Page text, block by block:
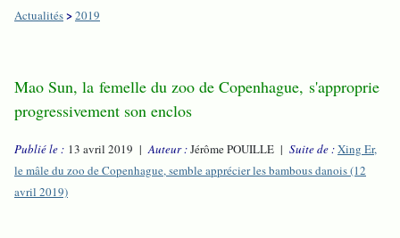
Actualités>2019
Mao Sun, la femelle du zoo de Copenhague, s'approprie
progressivement son enclos
Publié le : 13 avril 2019 |Auteur :Jérôme POUILLE | Suite de :Xing Er,
le mâle du zoo de Copenhague, semble apprécier les bambous danois (12
avril 2019)